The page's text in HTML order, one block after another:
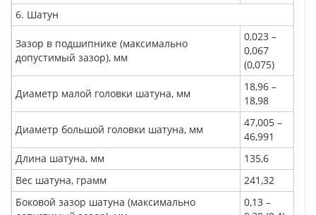
6. Шатун
Зазор в подшипнике (максимально
допустимый зазор), мм
0,023 –
0,067
(0,075)
Диаметр малой головки шатуна, мм
18,96 –
18,98
Диаметр большой головки шатуна, мм
47,005 –
46,991
Длина шатуна, мм
135,6
Вес шатуна, грамм
241,32
Боковой зазор шатуна (максимально
0,13 –